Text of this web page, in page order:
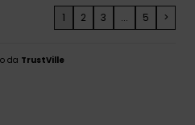
1 2 3 ... 5 >
da TrustVille